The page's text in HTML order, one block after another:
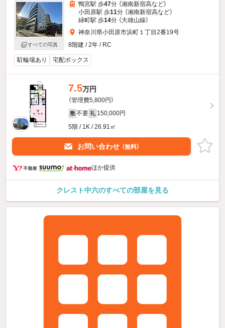
すべての写真
鴨宮駅 歩47分 （湘南新宿高など）
小田原駅 歩11分 （湘南新宿高など）
緑町駅 歩14分 （大雄山線）
神奈川県小田原市浜町１丁目2番19号
8階建 / 2年 / RC
駐輪場あり 宅配ボックス
7.5万円
（管理費5,800円）
敷 不要 礼 150,000円
5階 / 1K / 26.91㎡
お問い合わせ （無料）
ほか提供
クレスト中六のすべての部屋を見る